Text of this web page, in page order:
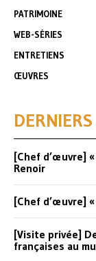
PATRIMOINE
WEB-SÉRIES
ENTRETIENS
ŒUVRES
[Chef d’œuvre]
Renoir
[Chef d’œuvre]
[Visite privée]
françaises au